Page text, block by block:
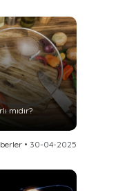
mıdır?
• 30-04-2025